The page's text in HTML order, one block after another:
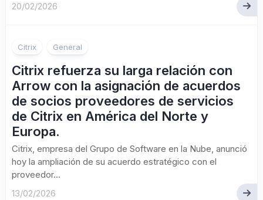
20/02/2026
Citrix General
Citrix refuerza su larga relación con
Arrow con la asignación de acuerdos
de socios proveedores de servicios
de Citrix en América del Norte y
Europa.
Citrix, empresa del Grupo de Software en la Nube, anunció
hoy la ampliación de su acuerdo estratégico con el
proveedor...
13/02/2026